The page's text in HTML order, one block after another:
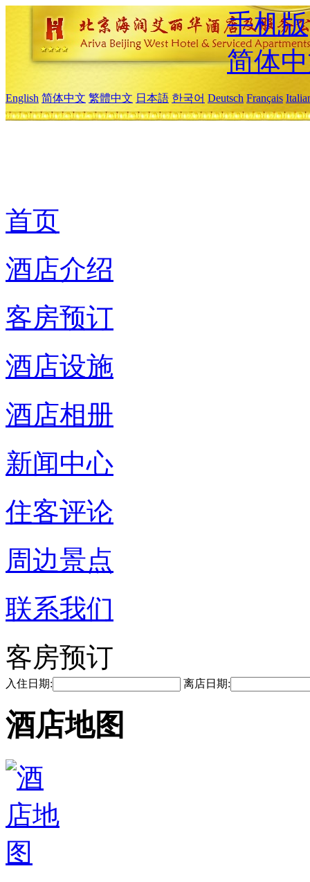
手机版
简体
English 简体中文 繁體中文 日本語 한국어 Deutsch Français
首页
酒店介绍
客房预订
酒店设施
酒店相册
新闻中心
住客评论
周边景点
联系我们
客房预订
入住日期: 离店日期:
酒店地图